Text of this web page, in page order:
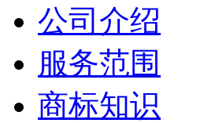
公司介绍
服务范围
商标知识